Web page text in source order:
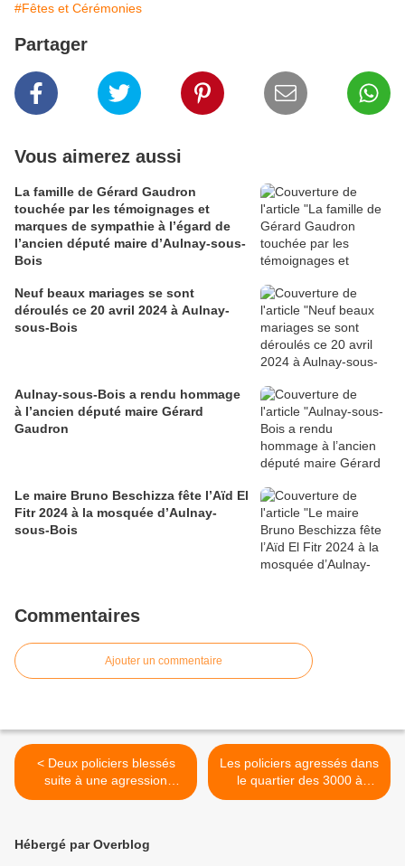
#Fêtes et Cérémonies
Partager
Vous aimerez aussi
La famille de Gérard Gaudron
touchée par les témoignages et
marques de sympathie à l’égard de
l’ancien député maire d’Aulnay-sous-
Bois
Neuf beaux mariages se sont
déroulés ce 20 avril 2024 à Aulnay-
sous-Bois
Aulnay-sous-Bois a rendu hommage
à l’ancien député maire Gérard
Gaudron
Le maire Bruno Beschizza fête l’Aïd El
Fitr 2024 à la mosquée d’Aulnay-
sous-Bois
Commentaires
Ajouter un commentaire
< Deux policiers blessés
suite à une agression
violente dans le quartier
Les policiers agressés dans
le quartier des 3000 à
Aulnay-sous-Bois victimes
Hébergé par Overblog